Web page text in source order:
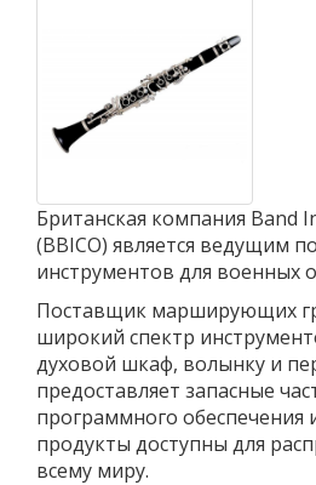
Британская компания Band
(BBICO) является ведущим
инструментов для военных
Поставщик марширующих
широкий спектр
духовой шкаф, волынку и
предоставляет запасные
программного обеспечения
продукты доступны для
всему миру.